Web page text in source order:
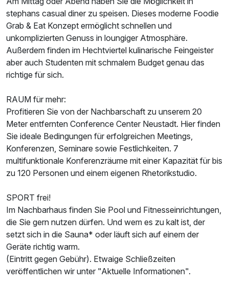
stephans casual diner zu speisen. Dieses moderne Foodie
Grab & Eat Konzept ermöglicht schnellen und
unkomplizierten Genuss in loungiger Atmosphäre.
Außerdem finden im Hechtviertel kulinarische Feingeister
aber auch Studenten mit schmalem Budget genau das
richtige für sich.
RAUM für mehr:
Profitieren Sie von der Nachbarschaft zu unserem 20
Meter entfernten Conference Center Neustadt. Hier finden
Sie ideale Bedingungen für erfolgreichen Meetings,
Konferenzen, Seminare sowie Festlichkeiten. 7
multifunktionale Konferenzräume mit einer Kapazität für bis
zu 120 Personen und einem eigenen Rhetorikstudio.
SPORT frei!
Im Nachbarhaus finden Sie Pool und Fitnesseinrichtungen,
die Sie gern nutzen dürfen. Und wem es zu kalt ist, der
setzt sich in die Sauna* oder läuft sich auf einem der
Geräte richtig warm.
(Eintritt gegen Gebühr). Etwaige Schließzeiten
veröffentlichen wir unter "Aktuelle Informationen".